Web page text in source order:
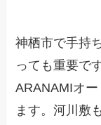
神栖市で手持
っても重要で
ARANAMIオ
ます。河川敷